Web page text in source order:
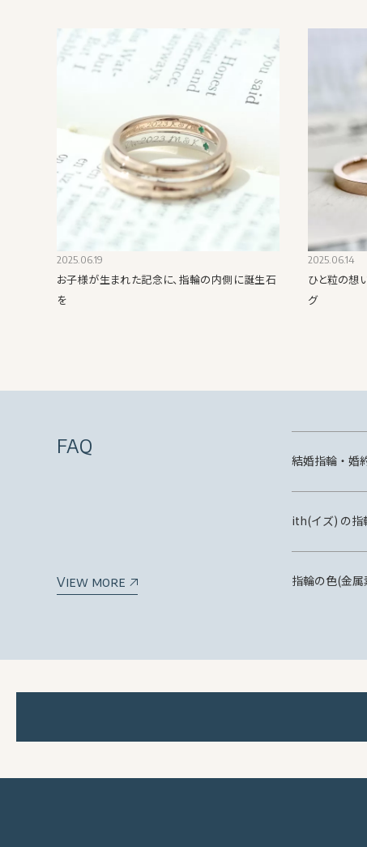
2025.06.19
お子様が生まれた記念に、指輪の内側に誕生石
を
2025.06.14
ひと粒の想
グ
FAQ
View more
結婚指輪・婚
ith(イズ) の指
指輪の色(金